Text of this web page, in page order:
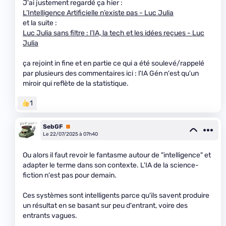
J'ai justement regardé ça hier :
L’Intelligence Artificielle n’existe pas - Luc Julia
et la suite :
Luc Julia sans filtre : l’IA, la tech et les idées reçues - Luc
Julia
ça rejoint in fine et en partie ce qui a été soulevé/rappelé
par plusieurs des commentaires ici : l'IA Gén n'est qu'un
miroir qui reflète de la statistique.
1
SebGF Premium
Le 22/07/2025 à 07h40
Ou alors il faut revoir le fantasme autour de "intelligence" et
adapter le terme dans son contexte. L'IA de la science-
fiction n'est pas pour demain.
Ces systèmes sont intelligents parce qu'ils savent produire
un résultat en se basant sur peu d'entrant, voire des
entrants vagues.